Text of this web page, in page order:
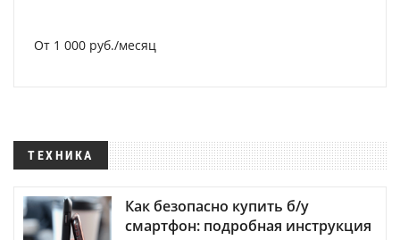
От 1 000 руб./месяц
ТЕХНИКА
Как безопасно купить б/у
смартфон: подробная инструкция